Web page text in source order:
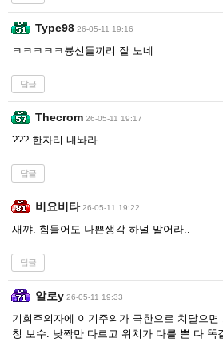
Type98 26-05-11 19:16
ㅋㅋㅋㅋㅋ븅신들끼리 잘 노네
답글
Thecrom 26-05-11 19:17
??? 한자리 내놔라
답글
비요비타 26-05-11 19:22
새꺄. 힘들어도 나쁜생각 하덜 말어라..
답글
알로y 26-05-11 19:33
기회주의자에 이기주의가 극한으로 치달으
칭 보수. 낮짝만 다르고 위치가 다를 뿐 다 똑